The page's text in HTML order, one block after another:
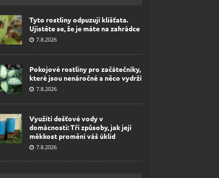
Tyto rostliny odpuzují klíšťata.
Ujistěte se, že je máte na zahrádce
7.8.2026
Pokojové rostliny pro začátečníky,
které jsou nenáročné a něco vydrží
7.8.2026
Využití dešťové vody v
domácnosti: Tři způsoby, jak její
měkkost promění váš úklid
7.8.2026